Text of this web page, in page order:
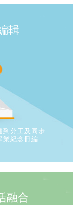
輯
到分工及同步
業紀念冊編
融合